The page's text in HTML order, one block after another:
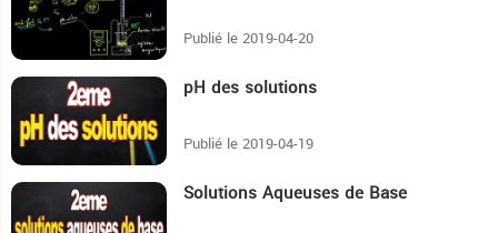
Publié le 2019-04-20
pH des solutions
Publié le 2019-04-19
Solutions Aqueuses de Base